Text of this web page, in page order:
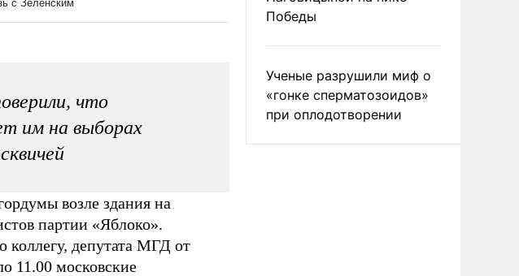
что
им на выборах
возле здания на
партии «Яблоко».
коллегу, депутата МГД от
11.00 московские
Победы
Ученые разрушили миф о
«гонке сперматозоидов»
при оплодотворении